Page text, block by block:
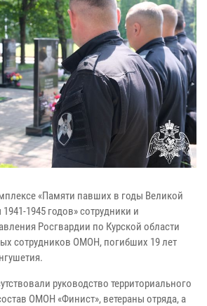
«Памяти павших в годы Великой
1945 годов» сотрудники и
Росгвардии по Курской области
сотрудников ОМОН, погибших 19 лет
руководство территориального
ОМОН «Финист», ветераны отряда, а